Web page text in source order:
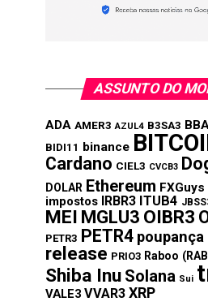
ASSUNTO DO
ADA AMER3 AZUL4 B3SA3
BIDI11 binance
Cardano CIEL3 CVCB3
DOLAR Ethereum FXGuys
impostos IRBR3 ITUB4
MEI MGLU3 OIBR3
PETR3 PETR4 poupança
release PRIO3 Raboo
Shiba Inu Solana Sui
VALE3 VVAR3 XRP